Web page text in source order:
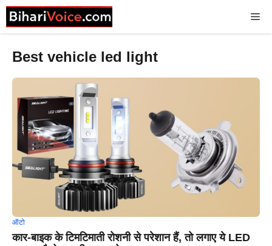
Skip
to
content
Best vehicle led light
ऑटो
कार-बाइक के टिमटिमाती रोशनी से परेशान हैं, तो लगाए ये LED